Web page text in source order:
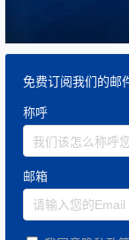
免费订阅我们的邮
称呼
邮箱